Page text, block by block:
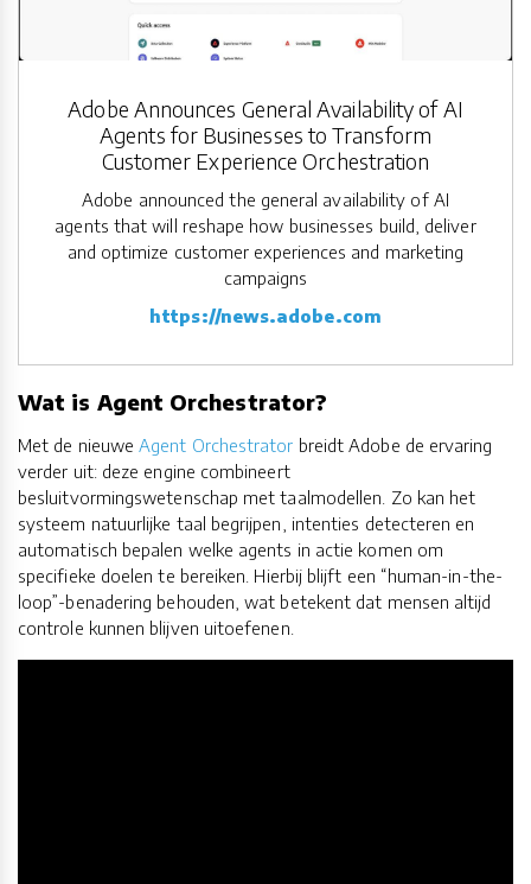
Adobe Announces General Availability of AI
Agents for Businesses to Transform
Customer Experience Orchestration
Adobe announced the general availability of AI
agents that will reshape how businesses build, deliver
and optimize customer experiences and marketing
campaigns
https://news.adobe.com
Wat is Agent Orchestrator?
Met de nieuweAgent Orchestrator breidt Adobe de ervaring
verder uit: deze engine combineert
besluitvormingswetenschap met taalmodellen. Zo kan het
systeem natuurlijke taal begrijpen, intenties detecteren en
automatisch bepalen welke agents in actie komen om
specifieke doelen te bereiken. Hierbij blijft een “human-in-the-
loop”-benadering behouden, wat betekent dat mensen altijd
controle kunnen blijven uitoefenen.